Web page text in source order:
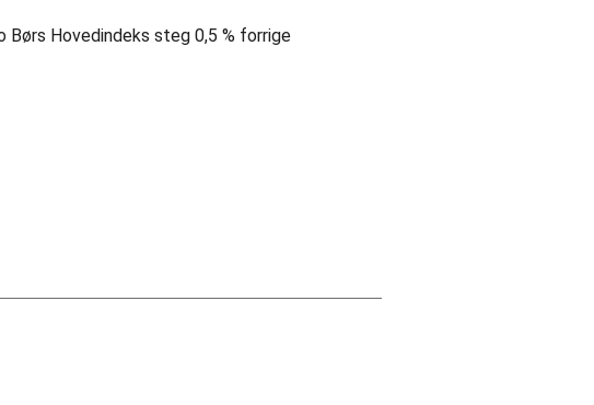
Hovedindeks steg 0,5 % forrige